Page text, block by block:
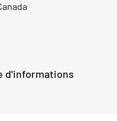
d'informations